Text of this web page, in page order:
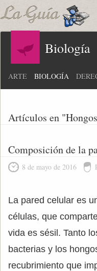
Biología
ARTE BIOLOGÍA
Artículos en
Composición de la
8 de mayo de 2016
La pared celular es
células, que
vida es sésil. Tanto
bacterias y los
recubrimiento que